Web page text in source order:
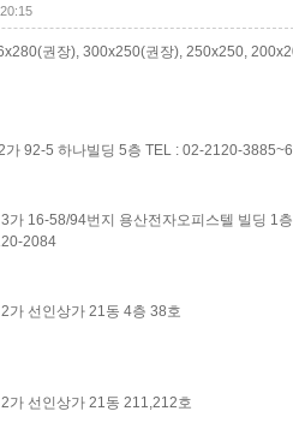
권장), 300x250(권장), 250x250,
가 92-5 하나빌딩 5층 TEL : 02-2120-
가 16-58/94번지 용산전자오피스텔 빌딩 1층
2084
가 선인상가 21동 4층 38호
가 선인상가 21동 211,212호